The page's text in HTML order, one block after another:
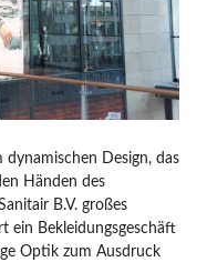
dynamischen Design, das
Händen des
B.V. großes
ein Bekleidungsgeschäft
Optik zum Ausdruck